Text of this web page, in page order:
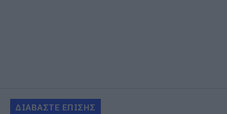
ΔΙΑΒΑΣΤΕ ΕΠΙΣΗΣ